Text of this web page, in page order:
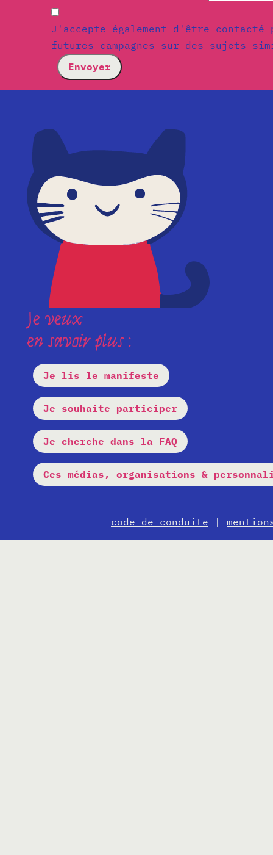
J'accepte également d'être contacté
futures campagnes sur des sujets
Je veux
en savoir plus :
Je lis le manifeste
Je souhaite participer
Je cherche dans la FAQ
Ces médias, organisations &
code de conduite |